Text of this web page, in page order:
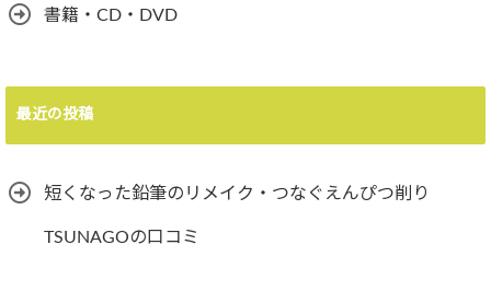
書籍・CD・DVD
最近の投稿
短くなった鉛筆のリメイク・つなぐえんぴつ削り
TSUNAGOの口コミ